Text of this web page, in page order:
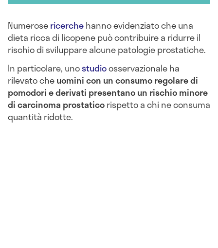
Numerosericerchehanno evidenziato che una
dieta ricca di licopene può contribuire a ridurre il
rischio di sviluppare alcune patologie prostatiche.
In particolare, unostudioosservazionale ha
rilevato cheuomini con un consumo regolare di
pomodori e derivati presentano un rischio minore
di carcinoma prostaticorispetto a chi ne consuma
quantità ridotte.